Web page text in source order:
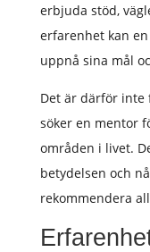
erbjuda stöd,
erfarenhet kan
uppnå sina mål
Det är därför inte
söker en mentor
områden i livet.
betydelsen och
rekommendera